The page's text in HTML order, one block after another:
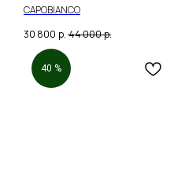
CAPOBIANCO
30 800 р. 44 000р.
40 %